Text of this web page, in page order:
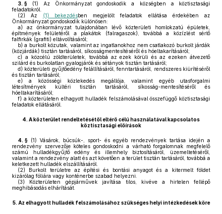
3. § (1)
Az Önkormányzat gondoskodik a községben a köztisztasági
feladatokról.
(2) Az (1) bekezdésben megjelölt feladatok ellátása érdekében az
Önkormányzat gondoskodik különösen:
a) az önkormányzat tulajdonában lévő közterületi homlokzatú épületek,
építmények felületéről a plakátok (falragaszok), továbbá a közízlést sértő
falfirkák (grafiti) eltávolításáról;
b) a burkolt közutak, valamint az ingatlanokhoz nem csatlakozó burkolt járdák
(közjárdák) tisztán tartásáról, síkosságmentesítéséről és hóeltakarításáról;
c) a közcélú zöldterületek, továbbá az ezek körüli és az ezeken átvezető
szilárd és burkolatlan gyalogjárók és sétányok tisztán tartásáról;
d) közterületi gyűjtőedény felállításáról, fenntartásáról, rendszeres kiürítéséről
és tisztán tartásáról;
e) a közösségi közlekedés megállója, valamint egyéb utasforgalmi
létesítmények kültéri tisztán tartásáról, síkosság-mentesítéséről és
hóeltakarításáról;
f) a közterületen elhagyott hulladék felszámolásával összefüggő köztisztasági
feladatok ellátásáról.
4. A közterület rendeltetésétől eltérő célú használatával kapcsolatos
köztisztasági előírások
4. § (1) Vásárok, búcsúk-, sport- és egyéb rendezvények tartása idején a
rendezvény szervezője köteles gondoskodni a várható forgalomnak megfelelő
számú hulladékgyűjtő edény és illemhely biztosításáról, üzemeltetéséről,
valamint a rendezvény alatt és azt követően a terület tisztán tartásáról, továbbá a
keletkezett hulladék elszállításáról.
(2) Burkolt területre az építési és bontási anyagot és a kitermelt földet
kizárólag fóliára vagy konténerbe szabad helyezni.
(3) Közterületen gépjárművek javítása tilos, kivéve a hirtelen fellépő
meghibásodás elhárítását.
5. Az elhagyott hulladék felszámolásához szükséges helyi intézkedések köre